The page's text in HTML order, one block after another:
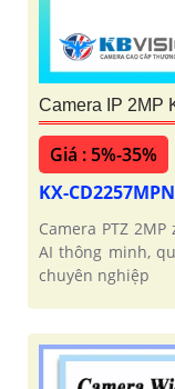
Camera IP 2MP
Giá : 5%-35%
KX-CD2257MPN
Camera PTZ
AI thông minh,
chuyên nghiệp